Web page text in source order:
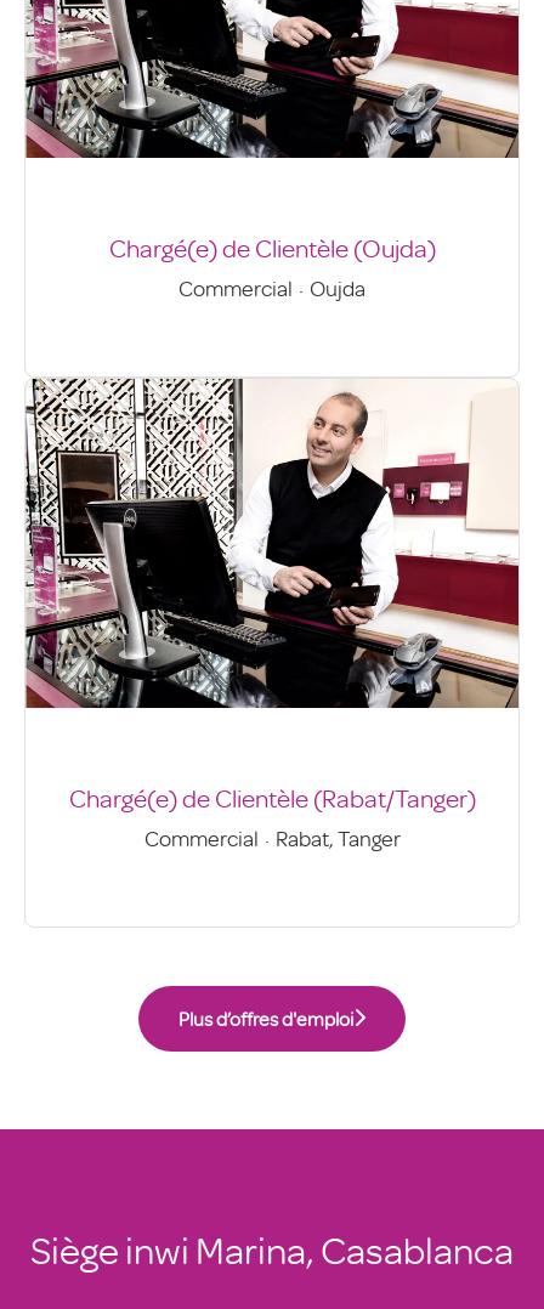
Chargé(e) de Clientèle (Oujda)
Commercial · Oujda
Chargé(e) de Clientèle (Rabat/Tanger)
Commercial · Rabat, Tanger
Plus d’offres d'emploi
Siège inwi Marina, Casablanca